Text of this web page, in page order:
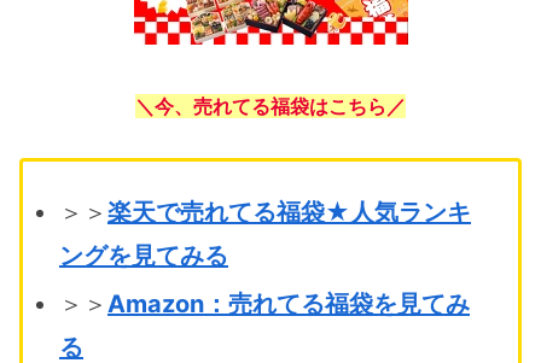
＼今、売れてる福袋はこちら／
＞＞ 楽天で売れてる福袋★人気ランキ
ングを見てみる
＞＞ Amazon：売れてる福袋を見てみ
る